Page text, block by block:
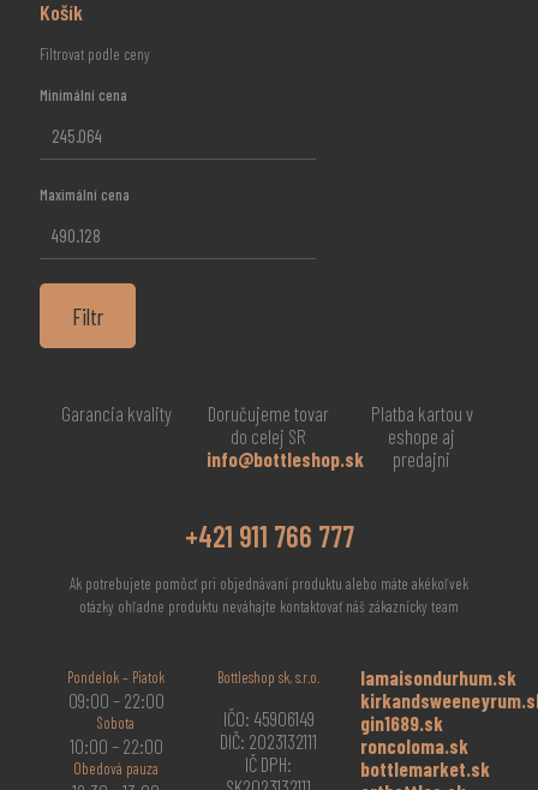
Košík
Filtrovat podle ceny
Minimální cena
Maximální cena
Filtr
Garancia kvality
Doručujeme tovar
do celej SR
info@bottleshop.sk
Platba kartou v
eshope aj
predajni
+421 911 766 777
Ak potrebujete pomôcť pri objednávaní produktu alebo máte akékoľvek
otázky ohľadne produktu neváhajte kontaktovať náš zákaznícky team
Pondelok – Piatok
09:00 – 22:00
Sobota
10:00 – 22:00
Obedová pauza
Bottleshop sk, s.r.o.
IČO: 45906149
DIČ: 2023132111
IČ DPH:
lamaisondurhum.sk
gin1689.sk
roncoloma.sk
bottlemarket.sk